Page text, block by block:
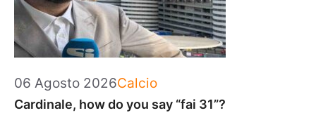
06 Agosto 2026Categorie
Calcio
Cardinale, how do you say “fai 31”?